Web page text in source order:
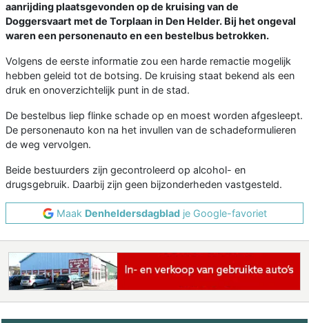
aanrijding plaatsgevonden op de kruising van de
Doggersvaart met de Torplaan in Den Helder. Bij het ongeval
waren een personenauto en een bestelbus betrokken.
Volgens de eerste informatie zou een harde remactie mogelijk
hebben geleid tot de botsing. De kruising staat bekend als een
druk en onoverzichtelijk punt in de stad.
De bestelbus liep flinke schade op en moest worden afgesleept.
De personenauto kon na het invullen van de schadeformulieren
de weg vervolgen.
Beide bestuurders zijn gecontroleerd op alcohol- en
drugsgebruik. Daarbij zijn geen bijzonderheden vastgesteld.
Maak Denheldersdagbladje Google-favoriet